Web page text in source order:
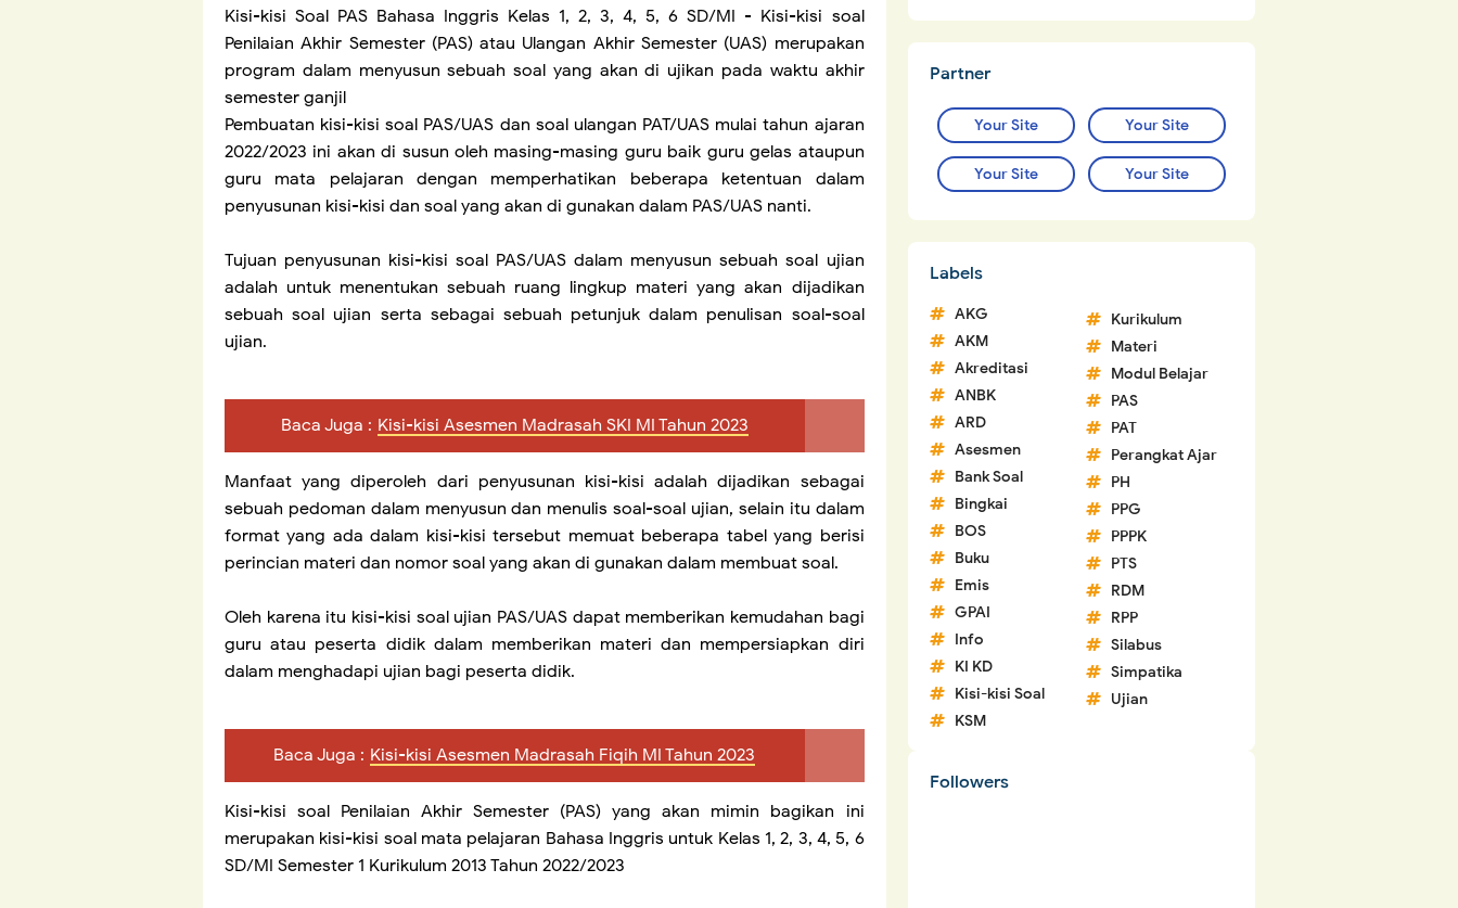
Kisi-kisi Soal PAS Bahasa Inggris Kelas 1, 2, 3, 4, 5, 6 SD/MI - Kisi-kisi soal
Penilaian Akhir Semester (PAS) atau Ulangan Akhir Semester (UAS) merupakan
program dalam menyusun sebuah soal yang akan di ujikan pada waktu akhir
semester ganjil
Pembuatan kisi-kisi soal PAS/UAS dan soal ulangan PAT/UAS mulai tahun ajaran
2022/2023 ini akan di susun oleh masing-masing guru baik guru gelas ataupun
guru mata pelajaran dengan memperhatikan beberapa ketentuan dalam
penyusunan kisi-kisi dan soal yang akan di gunakan dalam PAS/UAS nanti.
Tujuan penyusunan kisi-kisi soal PAS/UAS dalam menyusun sebuah soal ujian
adalah untuk menentukan sebuah ruang lingkup materi yang akan dijadikan
sebuah soal ujian serta sebagai sebuah petunjuk dalam penulisan soal-soal
ujian.
Baca Juga : Kisi-kisi Asesmen Madrasah SKI MI Tahun 2023
Manfaat yang diperoleh dari penyusunan kisi-kisi adalah dijadikan sebagai
sebuah pedoman dalam menyusun dan menulis soal-soal ujian, selain itu dalam
format yang ada dalam kisi-kisi tersebut memuat beberapa tabel yang berisi
perincian materi dan nomor soal yang akan di gunakan dalam membuat soal.
Oleh karena itu kisi-kisi soal ujian PAS/UAS dapat memberikan kemudahan bagi
guru atau peserta didik dalam memberikan materi dan mempersiapkan diri
dalam menghadapi ujian bagi peserta didik.
Baca Juga : Kisi-kisi Asesmen Madrasah Fiqih MI Tahun 2023
Kisi-kisi soal Penilaian Akhir Semester (PAS) yang akan mimin bagikan ini
merupakan kisi-kisi soal mata pelajaran Bahasa Inggris untuk Kelas 1, 2, 3, 4, 5, 6
SD/MI Semester 1 Kurikulum 2013 Tahun 2022/2023
Partner
Your Site Your Site
Your Site Your Site
Labels
AKG
AKM
Akreditasi
ANBK
ARD
Asesmen
Bank Soal
Bingkai
BOS
Buku
Emis
GPAI
Info
KI KD
Kisi-kisi Soal
KSM
Kurikulum
Materi
Modul Belajar
PAS
PAT
Perangkat Ajar
PH
PPG
PPPK
PTS
RDM
RPP
Silabus
Simpatika
Ujian
Followers